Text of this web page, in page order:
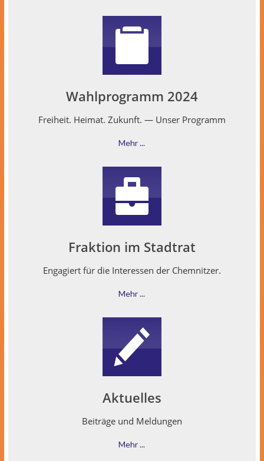
Wahlprogramm 2024
Frei­heit. Heimat. Zukun­ft. — Unser Programm
Mehr ...
Fraktion im Stadtrat
Engagiert für die Inter­essen der Chemnitzer.
Mehr ...
Aktuelles
Beiträge und Meldungen
Mehr ...